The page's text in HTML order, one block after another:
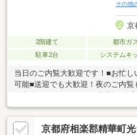
その他
京
2階建て 都市ガ
駐車2台
システムキ
当日のご内覧大歓迎です！■お忙
可能■送迎でも大歓迎！夜のご内覧
ばれる理由～１．住宅ローンアド
ランナー在籍のため、ローンや将
専門のチームで対応するため、建
京都府相楽郡精華町